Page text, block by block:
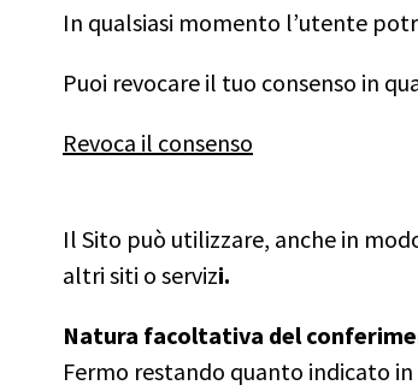
In qualsiasi momento l’utente
Puoi revocare il tuo consenso in
Revoca il consenso
Il Sito può utilizzare, anche in
altri siti o servizi.
Natura facoltativa del
Fermo restando quanto indicato